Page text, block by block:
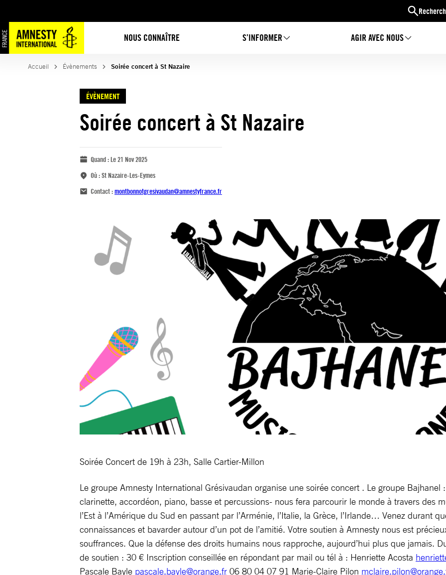
NOUS CONNAÎTRE S’INFORMER AGIR AVEC NOUS
Accueil Évènements Soirée concert à St Nazaire
ÉVÈNEMENT
Soirée concert à St Nazaire
Quand :Le 21 Nov 2025
Où :St Nazaire-Les-Eymes
Contact :montbonnotgresivaudan@amnestyfrance.fr
Soirée Concert de 19h à 23h, Salle Cartier-Millon
Le groupe Amnesty International Grésivaudan organise une soirée concert . Le groupe
clarinette, accordéon, piano, basse et percussions- nous fera parcourir le monde à travers des
l’Est à l’Amérique du Sud en passant par l’Arménie, l’Italie, la Grèce, l’Irlande… Venez durant
connaissances et bavarder autour d’un pot de l’amitié. Votre soutien à Amnesty nous est
souffrances. Que la défense des droits humains nous rapproche, aujourd’hui plus que jamais.
de soutien : 30 € Inscription conseillée en répondant par mail ou tél à : Henriette Acosta
Pascale Bayle pascale.bayle@orange.fr 06 80 04 07 91 Marie-Claire Pilon